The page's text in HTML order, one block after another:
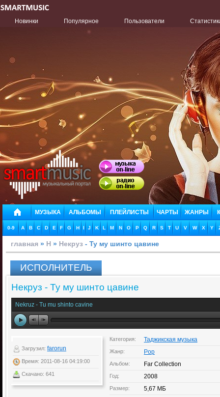
Новинки Популярное Пользователи
МУЗЫКА АЛЬБОМЫ ПЛЕЙЛИСТЫ ЧАРТЫ ЖАНРЫ
0-9 A B C D E F G H I J K L M N O P Q R S T U V W X Y
главная » Н » Некруз - Ту му шинто цавине
ИСПОЛНИТЕЛЬ
Некруз - Ту му шинто цавине
Nekruz - Tu mu shinto cavine
Загрузил: farorun
Время: 2011-08-16 04:19:00
Скачано: 641
Категория: Таджикская музыка
Жанр: Pop
Альбом: Far Collection
Год: 2008
Размер: 5,67 МБ